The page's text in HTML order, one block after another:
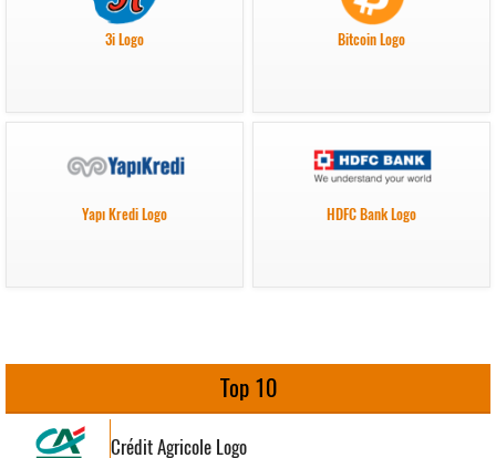
3i Logo Bitcoin Logo
Yapı Kredi Logo HDFC Bank Logo
Top 10
Crédit Agricole Logo